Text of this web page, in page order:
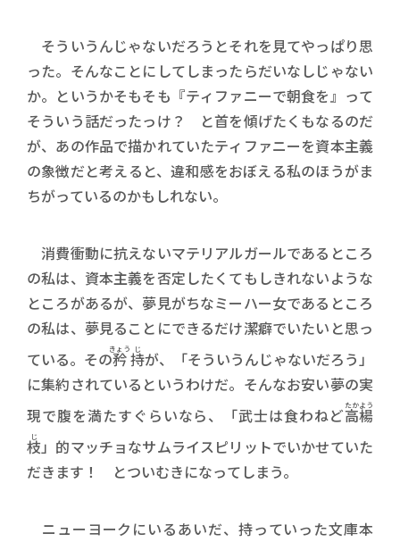
そういうんじゃないだろうとそれを見てやっぱり思
った。そんなことにしてしまったらだいなしじゃない
か。というかそもそも『ティファニーで朝食を』って
そういう話だったっけ？ と首を傾げたくもなるのだ
が、あの作品で描かれていたティファニーを資本主義
の象徴だと考えると、違和感をおぼえる私のほうがま
ちがっているのかもしれない。
消費衝動に抗えないマテリアルガールであるところ
の私は、資本主義を否定したくてもしきれないような
ところがあるが、夢見がちなミーハー女であるところ
の私は、夢見ることにできるだけ潔癖でいたいと思っ
ている。その矜
きょう持
じ が、「そういうんじゃないだろう」
に集約されているというわけだ。そんなお安い夢の実
現で腹を満たすぐらいなら、「武士は食わねど高楊
たかよう
枝
じ 」的マッチョなサムライスピリットでいかせていた
だきます！ とついむきになってしまう。
ニューヨークにいるあいだ、持っていった文庫本